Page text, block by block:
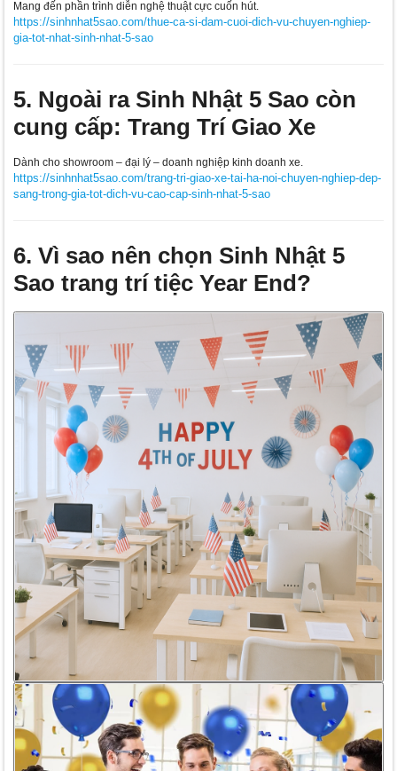
Mang đến phần trình diễn nghệ thuật cực cuốn hút.
https://sinhnhat5sao.com/thue-ca-si-dam-cuoi-dich-vu-chuyen-nghiep-
gia-tot-nhat-sinh-nhat-5-sao
5. Ngoài ra Sinh Nhật 5 Sao còn
cung cấp: Trang Trí Giao Xe
Dành cho showroom – đại lý – doanh nghiệp kinh doanh xe.
https://sinhnhat5sao.com/trang-tri-giao-xe-tai-ha-noi-chuyen-nghiep-dep-
sang-trong-gia-tot-dich-vu-cao-cap-sinh-nhat-5-sao
6. Vì sao nên chọn Sinh Nhật 5
Sao trang trí tiệc Year End?